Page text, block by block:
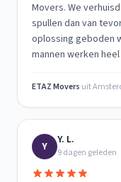
Movers. We
spullen dan van
oplossing geboden
mannen werken
ETAZ Movers uit
Y Y. L.
9 dagen geleden